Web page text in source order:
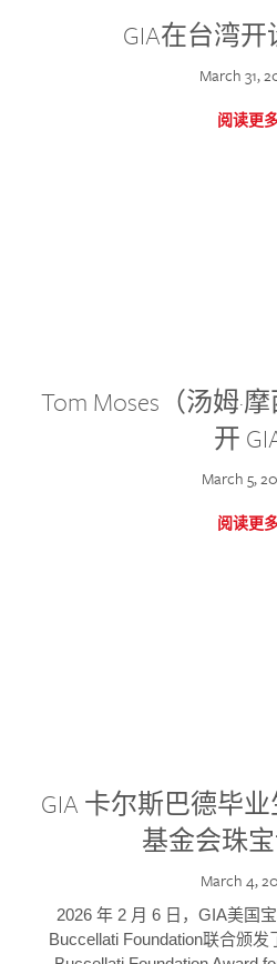
GIA在台湾
March 31,
阅读更
Tom Moses（汤姆·
开
March 5,
阅读更
GIA 卡尔斯巴德毕
基金会珠
March 4,
2026 年 2 月 6 日，GIA美国
Buccellati Foundation联合颁